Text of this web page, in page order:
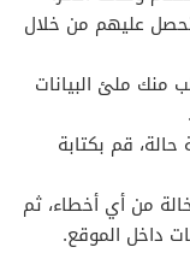
عليهم من خلال
منك ملئ البيانات
قم بكتابة
من أي أخطاء، ثم
داخل الموقع.